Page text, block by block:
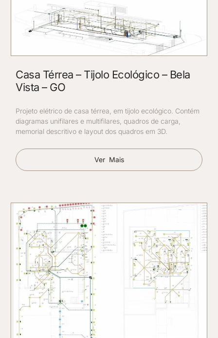
Casa Térrea – Tijolo Ecológico – Bela
Vista – GO
Projeto elétrico de casa térrea, em tijolo ecológico. Contém
diagramas unifilares e multifilares, quadros de carga,
memorial descritivo e layout dos quadros em 3D.
Ver Mais